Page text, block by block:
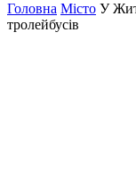
Головна Місто У
тролейбусів